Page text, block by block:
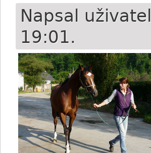
Napsal uživatel
19:01.